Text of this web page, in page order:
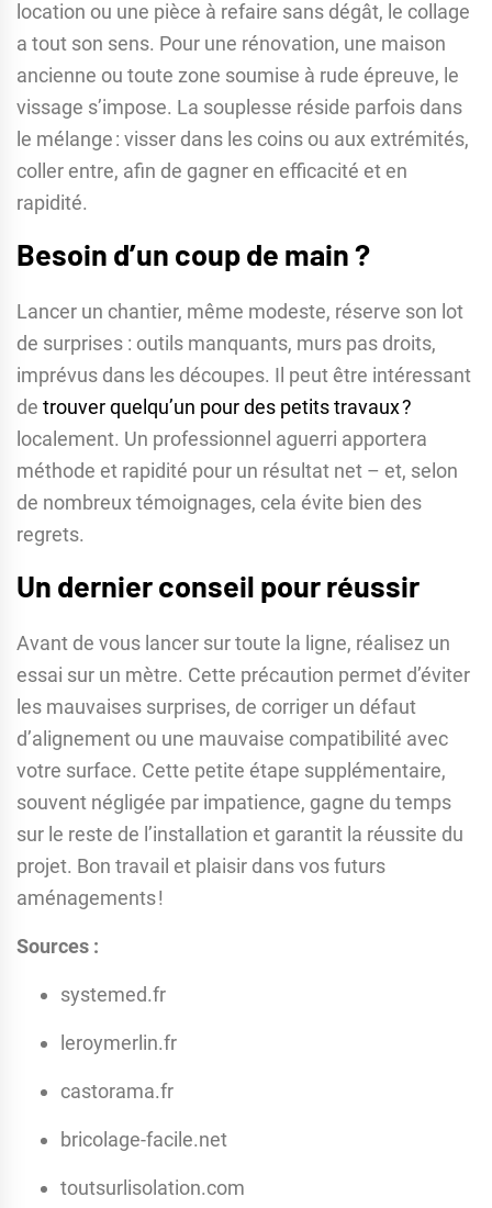
location ou une pièce à refaire sans dégât, le collage
a tout son sens. Pour une rénovation, une maison
ancienne ou toute zone soumise à rude épreuve, le
vissage s’impose. La souplesse réside parfois dans
le mélange : visser dans les coins ou aux extrémités,
coller entre, afin de gagner en efficacité et en
rapidité.
Besoin d’un coup de main ?
Lancer un chantier, même modeste, réserve son lot
de surprises : outils manquants, murs pas droits,
imprévus dans les découpes. Il peut être intéressant
de trouver quelqu’un pour des petits travaux ?
localement. Un professionnel aguerri apportera
méthode et rapidité pour un résultat net – et, selon
de nombreux témoignages, cela évite bien des
regrets.
Un dernier conseil pour réussir
Avant de vous lancer sur toute la ligne, réalisez un
essai sur un mètre. Cette précaution permet d’éviter
les mauvaises surprises, de corriger un défaut
d’alignement ou une mauvaise compatibilité avec
votre surface. Cette petite étape supplémentaire,
souvent négligée par impatience, gagne du temps
sur le reste de l’installation et garantit la réussite du
projet. Bon travail et plaisir dans vos futurs
aménagements !
Sources :
systemed.fr
leroymerlin.fr
castorama.fr
bricolage-facile.net
toutsurlisolation.com